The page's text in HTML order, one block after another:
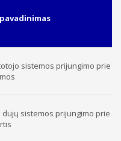
sistemos prijungimo prie
sistemos prijungimo prie